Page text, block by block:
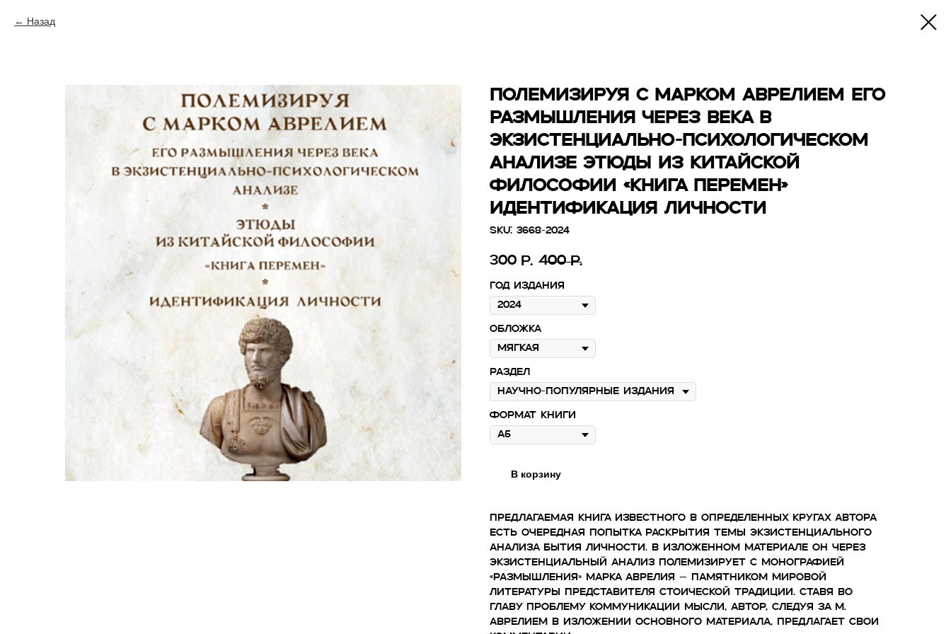
Назад
ПОЛЕМИЗИРУЯ С МАРКОМ АВРЕЛИЕМ ЕГО
РАЗМЫШЛЕНИЯ ЧЕРЕЗ ВЕКА В
ЭКЗИСТЕНЦИАЛЬНО-ПСИХОЛОГИЧЕСКОМ
АНАЛИЗЕ ЭТЮДЫ ИЗ КИТАЙСКОЙ
ФИЛОСОФИИ «КНИГА ПЕРЕМЕН»
ИДЕНТИФИКАЦИЯ ЛИЧНОСТИ
SKU: 3668-2024
300 р. 400 р.
Год издания
Обложка
Раздел
Формат книги
В корзину
Предлагаемая книга известного в определенных кругах автора
есть очередная попытка раскрытия темы экзистенциального
анализа бытия личности. В изложенном материале он через
экзистенциальный анализ полемизирует с монографией
«Размышления» Марка Аврелия – памятником мировой
литературы представителя стоической традиции. Ставя во
главу проблему коммуникации мысли, автор, следуя за М.
Аврелием в изложении основного материала, предлагает свои